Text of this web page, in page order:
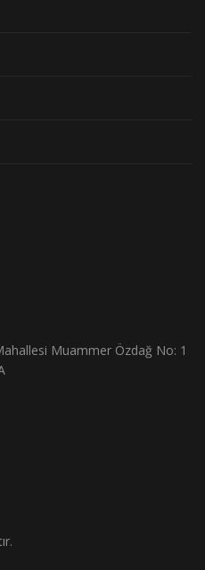
Muammer Özdağ No: 1